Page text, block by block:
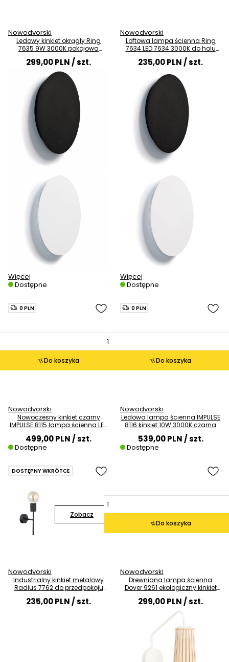
Nowodvorski
Ledowy kinkiet okrągły Ring
7635 9W 3000K pokojowa
lampa czarna
299,00 PLN/ szt.
Więcej
Dostępne
Nowodvorski
Loftowa lampa ścienna Ring
7634 LED 7634 3000K do holu
235,00 PLN/ szt.
Więcej
Dostępne
Do koszyka
0 PLN
Nowodvorski
Nowoczesny kinkiet czarny
IMPULSE 8115 lampa ścienna LED
6W 3000K
499,00 PLN/ szt.
Dostępne
Do koszyka
0 PLN
Nowodvorski
Ledowa lampa ścienna IMPULSE
8116 kinkiet 10W 3000K czarna
539,00 PLN/ szt.
Dostępne
Zobacz
DOSTĘPNY WKRÓTCE
Nowodvorski
Industrialny kinkiet metalowy
Radius 7762 do przedpokoju
235,00 PLN/ szt.
Do koszyka
Nowodvorski
Drewniana lampa ścienna
Dover 9261 ekologiczny kinkiet
do salonu
299,00 PLN/ szt.